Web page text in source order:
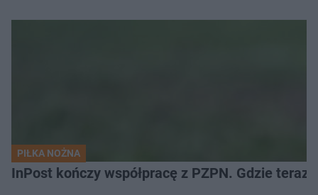
PIŁKA NOŻNA
InPost kończy współpracę z PZPN. Gdzie teraz